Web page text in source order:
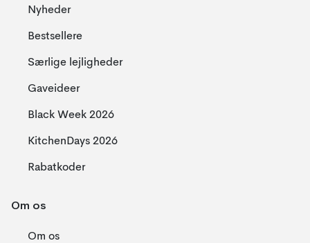
Nyheder
Bestsellere
Særlige lejligheder
Gaveideer
Black Week 2026
KitchenDays 2026
Rabatkoder
Om os
Om os